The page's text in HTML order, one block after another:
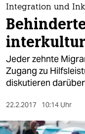
themen
politik
öko
gesellschaft
sport
Integration und
Jeder zehnte
Zugang zu
diskutieren
22.2.2017 10:14 Uhr